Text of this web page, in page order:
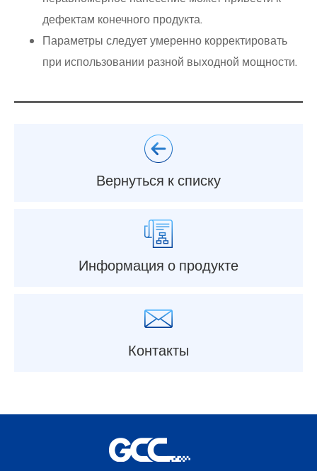
дефектам конечного продукта.
Параметры следует умеренно корректировать
при использовании разной выходной мощности.
Вернуться к списку
Информация о продукте
Контакты